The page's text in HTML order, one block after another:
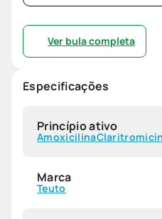
Ver bula completa
Especificações
Princípio ativo
Amoxicilina
Marca
Teuto